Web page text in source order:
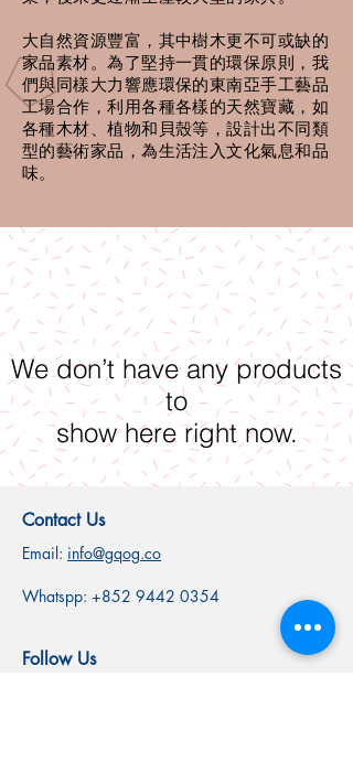
大自然資源豐富，其中樹木更不可或缺的
家品素材。為了堅持一貫的環保原則，我
們與同樣大力響應環保的東南亞手工藝品
工場合作，利用各種各樣的天然寶藏，如
各種木材、植物和貝殼等，設計出不同類
型的藝術家品，為生活注入文化氣息和品
味。
We don’t have any products
to
show here right now.
Contact Us
Email: info@gqog.co
Whatspp: +852 9442 0354
Follow Us